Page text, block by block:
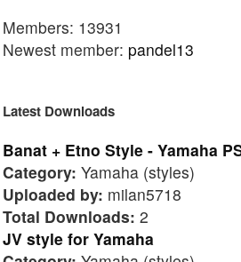
Members: 13931
Newest member: pandel13
Latest Downloads
Banat + Etno Style - Yamaha
Category: Yamaha (styles)
Uploaded by: milan5718
Total Downloads: 2
JV style for Yamaha